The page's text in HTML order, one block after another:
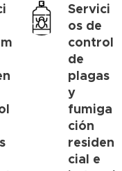
Servici
os de
control
de
plagas
y
fumiga
ción
residen
cial e